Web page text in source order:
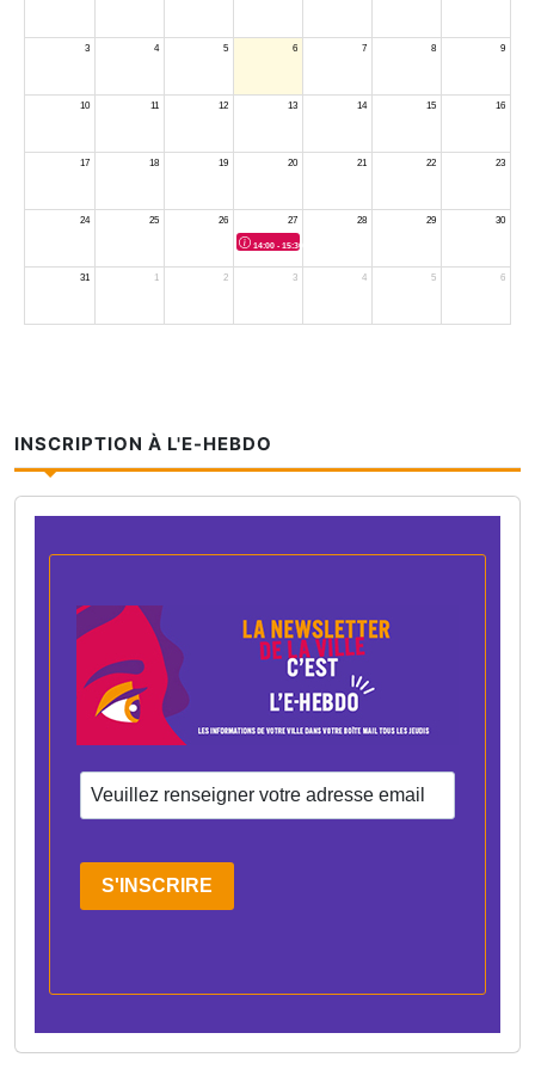
INSCRIPTION À L'E-HEBDO
S'INSCRIRE